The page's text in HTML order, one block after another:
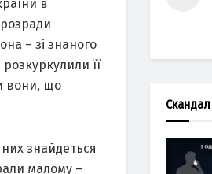
в
– зі знаного
її
вони, що
знайдеться
малому –
Скандал